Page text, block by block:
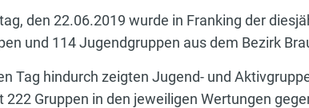
den 22.06.2019 wurde in Franking der
und 114 Jugendgruppen aus dem Bezirk
Tag hindurch zeigten Jugend- und
222 Gruppen in den jeweiligen Wertungen